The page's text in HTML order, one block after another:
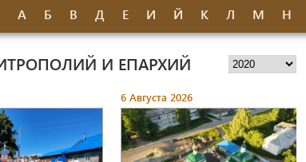
А Б В Д Е И Й К Л М Н
И ЕПАРХИЙ
6 Августа 2026